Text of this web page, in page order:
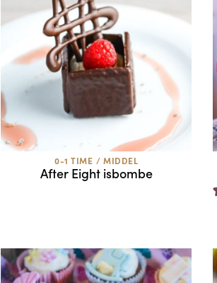
0-1 TIME / MIDDEL
After Eight isbombe